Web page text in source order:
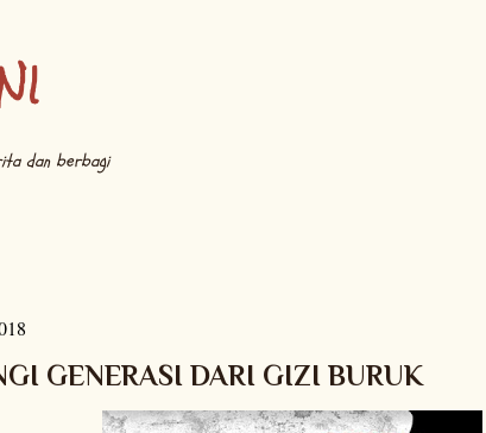
dan berbagi
GENERASI DARI GIZI BURUK